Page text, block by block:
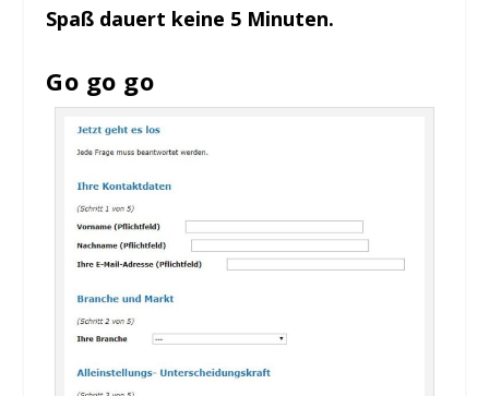
Spaß dauert keine 5 Minuten.
Go go go